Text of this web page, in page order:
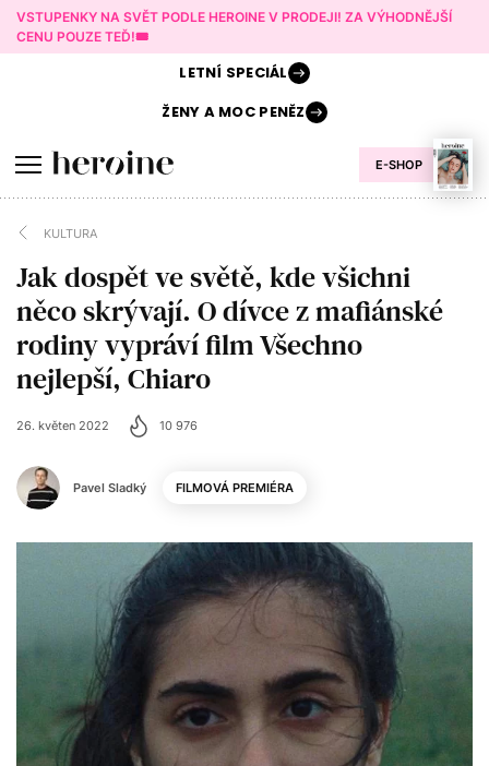
VSTUPENKY NA SVĚT PODLE HEROINE V PRODEJI! ZA VÝHODNĚJŠÍ
CENU POUZE TEĎ!🎟️
E-SHOP
LETNÍ SPECIÁL
ŽENY AMOC PENĚZ
KULTURA
Jak dospět ve světě, kde všichni
něco skrývají. O dívce z mafiánské
rodiny vypráví film Všechno
nejlepší, Chiaro
Pavel Sladký
26. květen 2022 10 976
FILMOVÁ PREMIÉRA